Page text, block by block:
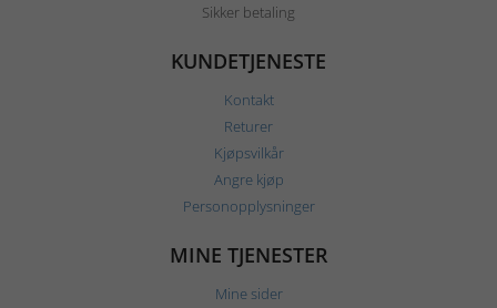
Sikker betaling
KUNDETJENESTE
Kontakt
Returer
Kjøpsvilkår
Angre kjøp
Personopplysninger
MINE TJENESTER
Mine sider